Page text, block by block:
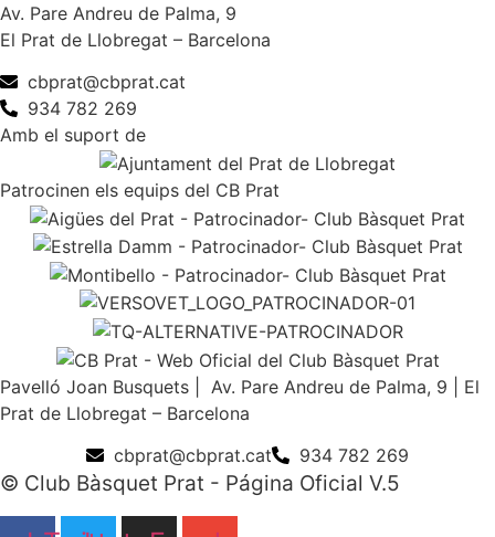
Av. Pare Andreu de Palma, 9
El Prat de Llobregat – Barcelona
cbprat@cbprat.cat
934 782 269
Amb el suport de
Patrocinen els equips del CB Prat
Pavelló Joan Busquets | Av. Pare Andreu de Palma, 9 | El
Prat de Llobregat – Barcelona
cbprat@cbprat.cat
934 782 269
© Club Bàsquet Prat - Página Oficial V.5